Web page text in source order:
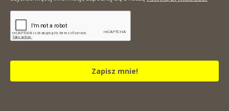
Zapisz mnie!